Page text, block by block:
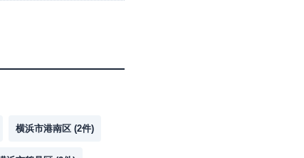
横浜市港南区 (2件)